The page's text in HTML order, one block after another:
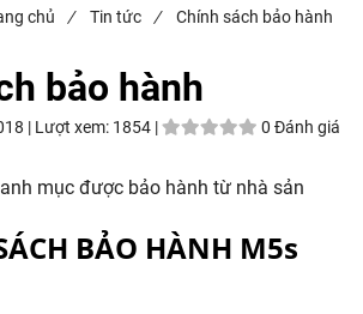
chủ / Tin tức / Chính sách bảo hành
bảo hành
| Lượt xem: 1854 | 0 Đánh giá
mục được bảo hành từ nhà sản
BẢO HÀNH M5s